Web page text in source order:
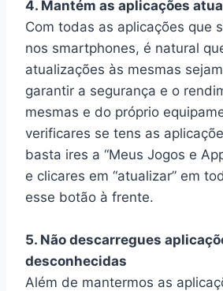
4. Mantém as aplicações
Com todas as aplicações que
nos smartphones, é natural
atualizações às mesmas
garantir a segurança e o
mesmas e do próprio
verificares se tens as
basta ires a “Meus Jogos e
e clicares em “atualizar” em
esse botão à frente.
5. Não descarregues
desconhecidas
Além de mantermos as